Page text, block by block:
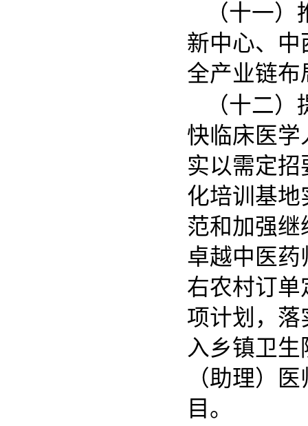
（十一
新中心、中
全产业链
（十二
快临床医
实以需定
化培训基
范和加强
卓越中医
右农村订
项计划，
入乡镇卫
（助理）
目。